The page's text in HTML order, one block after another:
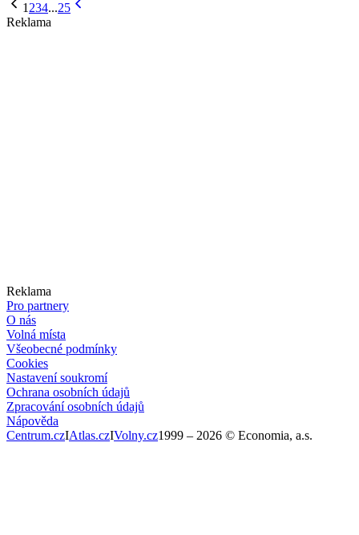
1 234...25
Reklama
Reklama
Pro partnery
O nás
Volná místa
Všeobecné podmínky
Cookies
Nastavení soukromí
Ochrana osobních údajů
Zpracování osobních údajů
Nápověda
Centrum.czIAtlas.czIVolny.cz1999 – 2026 © Economia, a.s.